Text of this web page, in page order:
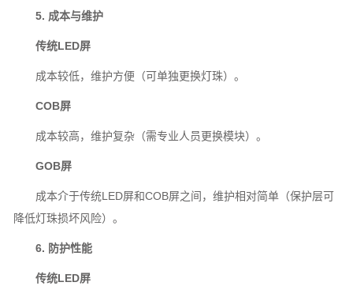
5. 成本与维护
传统LED屏
成本较低，维护方便（可单独更换灯珠）。
COB屏
成本较高，维护复杂（需专业人员更换模块）。
GOB屏
成本介于传统LED屏和COB屏之间，维护相对简单（保护层可
降低灯珠损坏风险）。
6. 防护性能
传统LED屏